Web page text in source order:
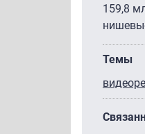
159,8
Темы